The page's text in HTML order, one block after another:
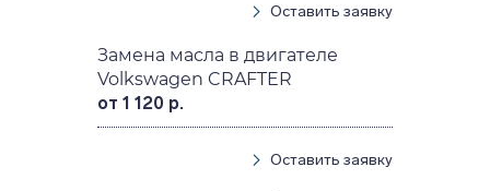
Оставить заявку
Замена масла в двигателе
Volkswagen CRAFTER
от 1 120 р.
Оставить заявку